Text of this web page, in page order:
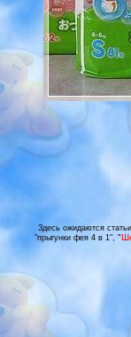
Здесь ожидаются
"прыгунки фея 4 в 1", "